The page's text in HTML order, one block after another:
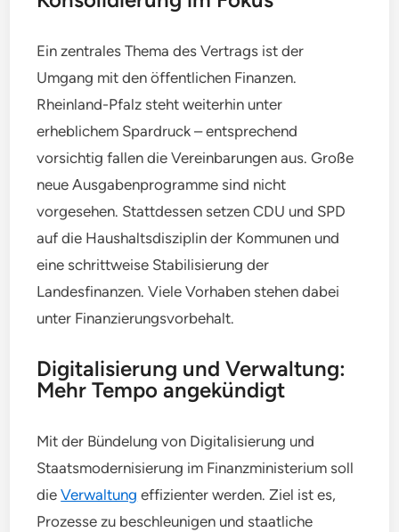
Ein zentrales Thema des Vertrags ist der
Umgang mit den öffentlichen Finanzen.
Rheinland-Pfalz steht weiterhin unter
erheblichem Spardruck – entsprechend
vorsichtig fallen die Vereinbarungen aus. Große
neue Ausgabenprogramme sind nicht
vorgesehen. Stattdessen setzen CDU und SPD
auf die Haushaltsdisziplin der Kommunen und
eine schrittweise Stabilisierung der
Landesfinanzen. Viele Vorhaben stehen dabei
unter Finanzierungsvorbehalt.
Digitalisierung und Verwaltung:
Mehr Tempo angekündigt
Mit der Bündelung von Digitalisierung und
Staatsmodernisierung im Finanzministerium soll
dieVerwaltung effizienter werden. Ziel ist es,
Prozesse zu beschleunigen und staatliche